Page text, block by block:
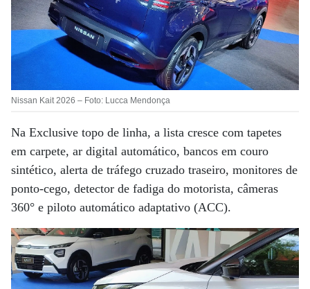
Nissan Kait 2026 – Foto: Lucca Mendonça
Na Exclusive topo de linha, a lista cresce com tapetes
em carpete, ar digital automático, bancos em couro
sintético, alerta de tráfego cruzado traseiro, monitores de
ponto-cego, detector de fadiga do motorista, câmeras
360° e piloto automático adaptativo (ACC).